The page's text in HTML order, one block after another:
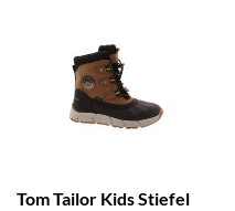
Tom Tailor Kids Stiefel